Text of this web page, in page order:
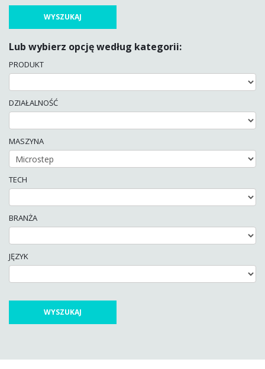
Lub wybierz opcję według kategorii:
PRODUKT
DZIAŁALNOŚĆ
MASZYNA
TECH
BRANŻA
JĘZYK